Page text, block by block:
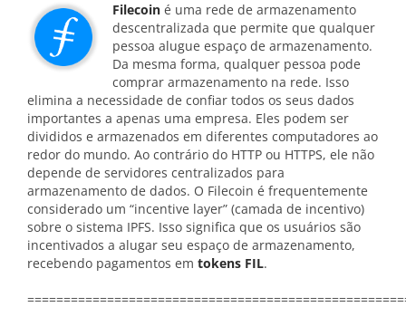
Filecoin é uma rede de armazenamento
descentralizada que permite que qualquer
pessoa alugue espaço de armazenamento.
Da mesma forma, qualquer pessoa pode
comprar armazenamento na rede. Isso
elimina a necessidade de confiar todos os seus dados
importantes a apenas uma empresa. Eles podem ser
divididos e armazenados em diferentes computadores ao
redor do mundo. Ao contrário do HTTP ou HTTPS, ele não
depende de servidores centralizados para
armazenamento de dados. O Filecoin é frequentemente
considerado um “incentive layer” (camada de incentivo)
sobre o sistema IPFS. Isso significa que os usuários são
incentivados a alugar seu espaço de armazenamento,
recebendo pagamentos em tokens FIL.